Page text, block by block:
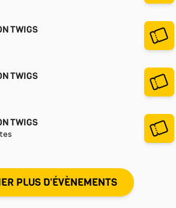
TWIGS
TWIGS
TWIGS
PLUS D'ÉVÈNEMENTS